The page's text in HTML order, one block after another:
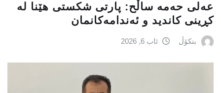
عه‌لی‌ حه‌مه‌ ساڵح: پارتی‌ شكستی‌ هێنا له‌
كڕینی‌ كاندید و ئه‌ندامه‌كانمان
بنکۆڵ ئاب 6, 2026